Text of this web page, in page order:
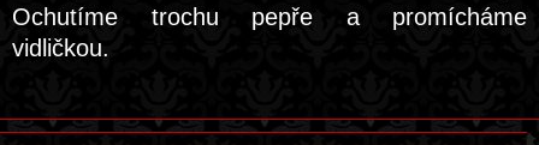
Ochutíme trochu pepře a promícháme
vidličkou.